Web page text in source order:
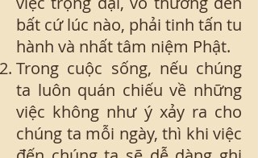
bất cứ lúc nào, phải tinh tấn tu
hành và nhất tâm niệm Phật.
Trong cuộc sống, nếu chúng
ta luôn quán chiếu về những
việc không như ý xảy ra cho
chúng ta mỗi ngày, thì khi việc